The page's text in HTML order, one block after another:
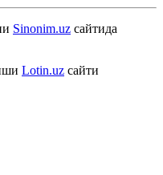
Sinonim.uz сайтида
Lotin.uz сайти